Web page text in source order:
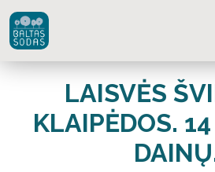
LAISVĖS
KLAIPĖDOS.